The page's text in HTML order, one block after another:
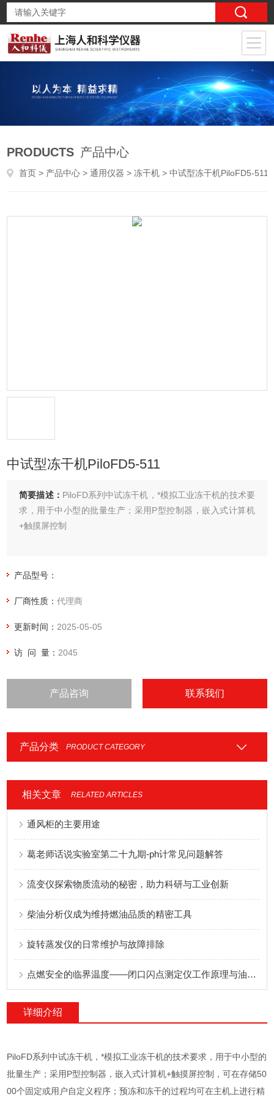
PRODUCTS 产品中心
首页 > 产品中心 >通用仪器 >冻干机 > 中试型冻干机PiloFD5-511
中试型冻干机PiloFD5-511
简要描述： PiloFD系列中试冻干机，*模拟工业冻干机的技术要
求，用于中小型的批量生产；采用P型控制器，嵌入式计算机
+触摸屏控制
产品型号：
厂商性质：代理商
更新时间： 2025-05-05
访 问 量： 2045
产品咨询 联系我们
产品分类 PRODUCT CATEGORY
相关文章 RELATED ARTICLES
通风柜的主要用途
葛老师话说实验室第二十九期-ph计常见问题解答
流变仪探索物质流动的秘密，助力科研与工业创新
柴油分析仪成为维持燃油品质的精密工具
旋转蒸发仪的日常维护与故障排除
点燃安全的临界温度——闭口闪点测定仪工作原理与油品储运安全检测应用
详细介绍
PiloFD系列中试冻干机，*模拟工业冻干机的技术要求，用于中小型的
批量生产；采用P型控制器，嵌入式计算机+触摸屏控制，可在存储50
00个固定或用户自定义程序；预冻和冻干的过程均可在主机上进行精